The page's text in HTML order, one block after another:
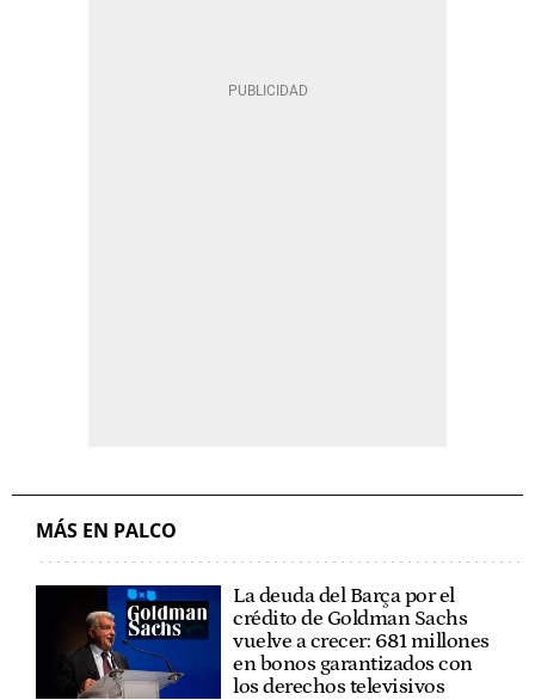
MÁS EN PALCO
La deuda del Barça por el
crédito de Goldman Sachs
vuelve a crecer: 681 millones
en bonos garantizados con
los derechos televisivos